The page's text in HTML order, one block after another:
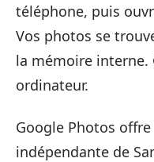
téléphone, puis
Vos photos se
la mémoire interne.
ordinateur.
Google Photos
indépendante de